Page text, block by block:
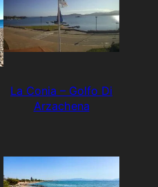
La Conia – Golfo Di
Arzachena